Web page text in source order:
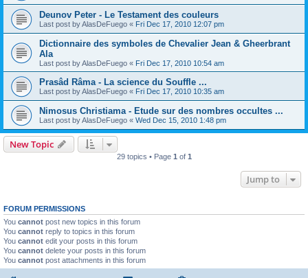
Deunov Peter - Le Testament des couleurs
Last post byAlasDeFuego « Fri Dec 17, 2010 12:07 pm
Dictionnaire des symboles de Chevalier Jean & Gheerbrant
Ala
Last post byAlasDeFuego « Fri Dec 17, 2010 10:54 am
Prasâd Râma - La science du Souffle ...
Last post byAlasDeFuego « Fri Dec 17, 2010 10:35 am
Nimosus Christiama - Etude sur des nombres occultes ...
Last post byAlasDeFuego « Wed Dec 15, 2010 1:48 pm
New Topic
29 topics • Page 1 of 1
Jump to
FORUM PERMISSIONS
You cannot post new topics in this forum
You cannot reply to topics in this forum
You cannot edit your posts in this forum
You cannot delete your posts in this forum
You cannot post attachments in this forum